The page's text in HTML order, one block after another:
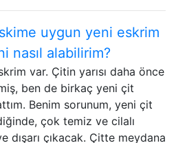
uygun yeni eskrim
nasıl alabilirim?
var. Çitin yarısı daha önce
ben de birkaç yeni çit
Benim sorunum, yeni çit
çok temiz ve cilalı
dışarı çıkacak. Çitte meydana